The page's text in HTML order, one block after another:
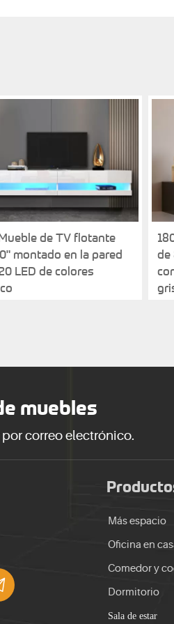
de TV flotante
montado en la pared
LED de colores
de
muebles
correo electrónico.
Más espacio
Oficina en
Comedor y
Dormitorio
Sala de estar